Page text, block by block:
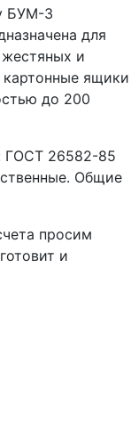
БУМ-3
для
и
ящики
до 200
ГОСТ 26582-85
Общие
просим
и